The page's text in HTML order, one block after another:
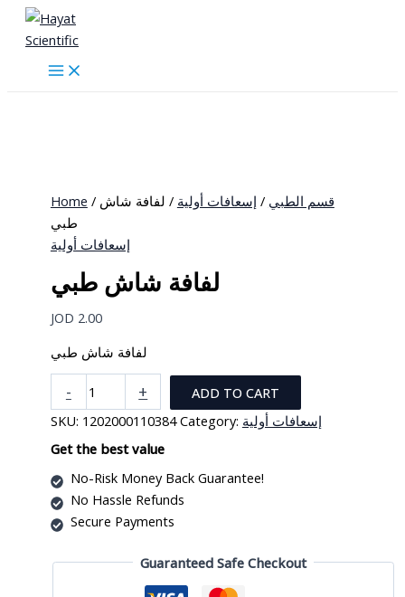
Skip
content
Home / قسم الطبي / إسعافات أولية / لفافة شاش
طبي
إسعافات أولية
لفافة شاش طبي
JOD 2.00
لفافة شاش طبي
-
شاش
طبي
quantity
+
ADD TO CART
SKU: 1202000110384 Category: إسعافات أولية
Get the best value
No-Risk Money Back Guarantee!
No Hassle Refunds
Secure Payments
Guaranteed Safe Checkout